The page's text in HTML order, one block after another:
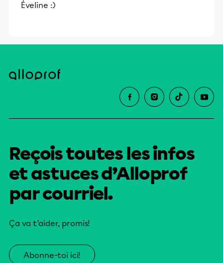
Éveline :)
Reçois toutes les infos
et astuces d’Alloprof
par courriel.
Ça va t’aider, promis!
Abonne-toi ici!